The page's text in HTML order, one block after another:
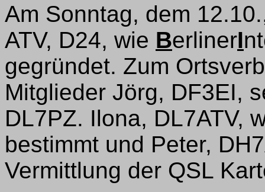
Am Sonntag, dem
ATV, D24, wie BerlinerI
gegründet. Zum
Mitglieder Jörg, DF3EI,
DL7PZ. Ilona, DL7ATV,
bestimmt und Peter,
Vermittlung der QSL